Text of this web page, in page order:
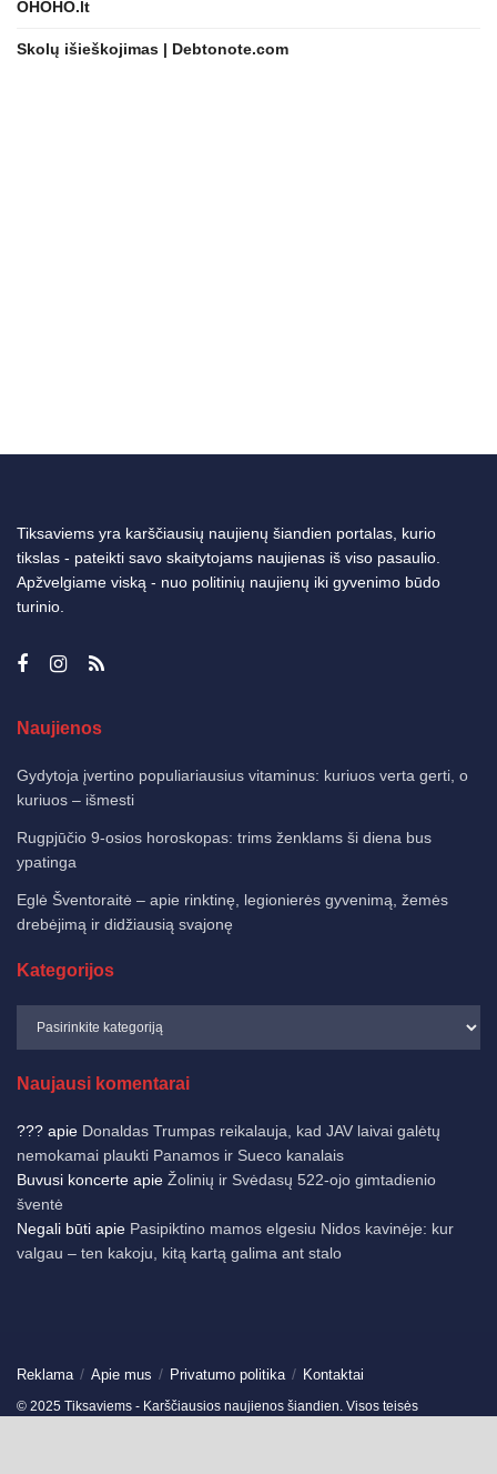
OHOHO.lt
Skolų išieškojimas | Debtonote.com
Tiksaviems yra karščiausių naujienų šiandien portalas, kurio
tikslas - pateikti savo skaitytojams naujienas iš viso pasaulio.
Apžvelgiame viską - nuo politinių naujienų iki gyvenimo būdo
turinio.
Naujienos
Gydytoja įvertino populiariausius vitaminus: kuriuos verta gerti, o
kuriuos – išmesti
Rugpjūčio 9-osios horoskopas: trims ženklams ši diena bus
ypatinga
Eglė Šventoraitė – apie rinktinę, legionierės gyvenimą, žemės
drebėjimą ir didžiausią svajonę
Kategorijos
Naujausi komentarai
??? apie Donaldas Trumpas reikalauja, kad JAV laivai galėtų
nemokamai plaukti Panamos ir Sueco kanalais
Buvusi koncerte apie Žolinių ir Svėdasų 522-ojo gimtadienio
šventė
Negali būti apie Pasipiktino mamos elgesiu Nidos kavinėje: kur
valgau – ten kakoju, kitą kartą galima ant stalo
Reklama Apie mus Privatumo politika Kontaktai
© 2025 Tiksaviems - Karščiausios naujienos šiandien. Visos teisės